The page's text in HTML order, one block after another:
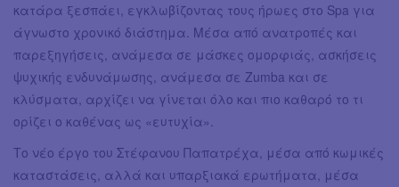
κατάρα ξεσπάει, εγκλωβίζοντας τους ήρωες στο Spa για
άγνωστο χρονικό διάστημα. Μέσα από ανατροπές και
παρεξηγήσεις, ανάμεσα σε μάσκες ομορφιάς, ασκήσεις
ψυχικής ενδυνάμωσης, ανάμεσα σε Zumba και σε
κλύσματα, αρχίζει να γίνεται όλο και πιο καθαρό το τι
ορίζει ο καθένας ως «ευτυχία».
Το νέο έργο του Στέφανου Παπατρέχα, μέσα από κωμικές
καταστάσεις, αλλά και υπαρξιακά ερωτήματα, μέσα